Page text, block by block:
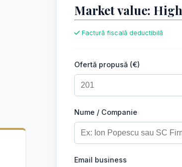
Market value: High
Factură fiscală deductibilă
Ofertă propusă (€)
Nume / Companie
Email business